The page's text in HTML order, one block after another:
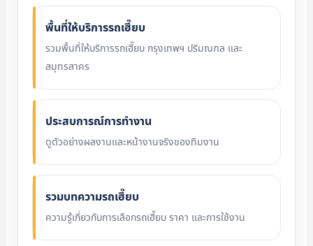
พื้นที่ให้บริการรถเฮี๊ยบ
รวมพื้นที่ให้บริการรถเฮี๊ยบ กรุงเทพฯ ปริมณฑล และ
สมุทรสาคร
ประสบการณ์การทำงาน
ดูตัวอย่างผลงานและหน้างานจริงของทีมงาน
รวมบทความรถเฮี๊ยบ
ความรู้เกี่ยวกับการเลือกรถเฮี๊ยบ ราคา และการใช้งาน